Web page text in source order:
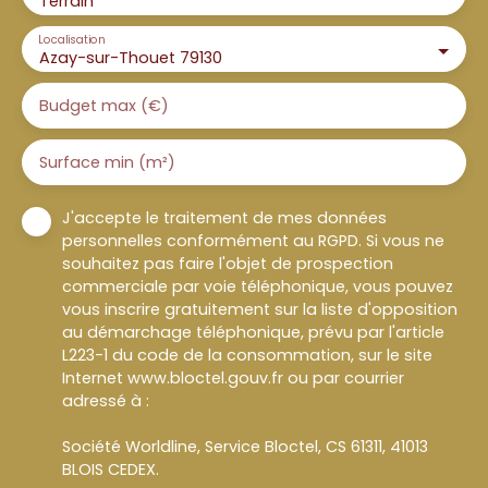
Azay-sur-Thouet 79130
Localisation
Budget max (€)
Surface min (m²)
J'accepte le traitement de mes données
personnelles conformément au RGPD. Si vous ne
souhaitez pas faire l'objet de prospection
commerciale par voie téléphonique, vous pouvez
vous inscrire gratuitement sur la liste d'opposition
au démarchage téléphonique, prévu par l'article
L223-1 du code de la consommation, sur le site
Internet www.bloctel.gouv.fr ou par courrier
adressé à :
Société Worldline, Service Bloctel, CS 61311, 41013
BLOIS CEDEX.